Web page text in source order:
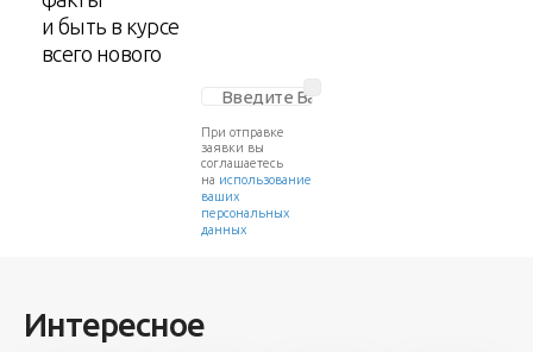
и быть в курсе
всего нового
При отправке
заявки вы
соглашаетесь
на использование
ваших
персональных
данных
Интересное